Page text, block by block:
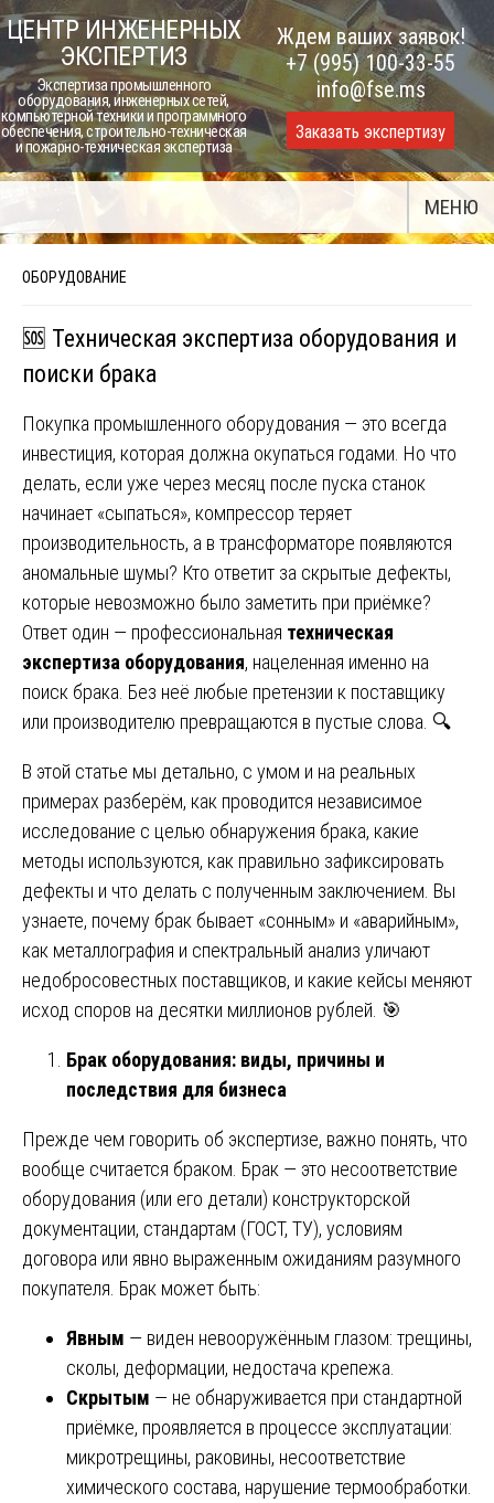
Skip
to
content
ЦЕНТР ИНЖЕНЕРНЫХ
ЭКСПЕРТИЗ
Экспертиза промышленного
оборудования, инженерных сетей,
компьютерной техники и программного
обеспечения, строительно-техническая
и пожарно-техническая экспертиза
Ждем ваших заявок!
+7 (995) 100-33-55
info@fse.ms
Заказать экспертизу
МЕНЮ
ОБОРУДОВАНИЕ
🆘 Техническая экспертиза оборудования и
поиски брака
Покупка промышленного оборудования — это всегда
инвестиция, которая должна окупаться годами. Но что
делать, если уже через месяц после пуска станок
начинает «сыпаться», компрессор теряет
производительность, а в трансформаторе появляются
аномальные шумы? Кто ответит за скрытые дефекты,
которые невозможно было заметить при приёмке?
Ответ один — профессиональная техническая
экспертиза оборудования, нацеленная именно на
поиск брака. Без неё любые претензии к поставщику
или производителю превращаются в пустые слова. 🔍
В этой статье мы детально, с умом и на реальных
примерах разберём, как проводится независимое
исследование с целью обнаружения брака, какие
методы используются, как правильно зафиксировать
дефекты и что делать с полученным заключением. Вы
узнаете, почему брак бывает «сонным» и «аварийным»,
как металлография и спектральный анализ уличают
недобросовестных поставщиков, и какие кейсы меняют
исход споров на десятки миллионов рублей. 🎯
Брак оборудования: виды, причины и
последствия для бизнеса
Прежде чем говорить об экспертизе, важно понять, что
вообще считается браком. Брак — это несоответствие
оборудования (или его детали) конструкторской
документации, стандартам (ГОСТ, ТУ), условиям
договора или явно выраженным ожиданиям разумного
покупателя. Брак может быть:
Явным — виден невооружённым глазом: трещины,
сколы, деформации, недостача крепежа.
Скрытым — не обнаруживается при стандартной
приёмке, проявляется в процессе эксплуатации:
микротрещины, раковины, несоответствие
химического состава, нарушение термообработки.